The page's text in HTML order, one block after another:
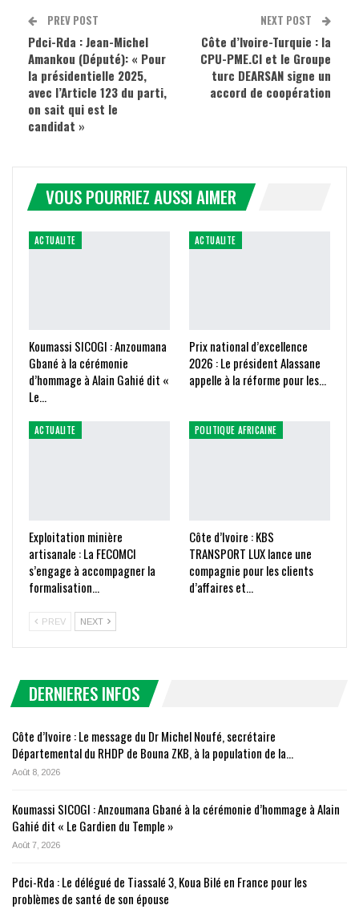
PREV POST
Pdci-Rda : Jean-Michel
Amankou (Député): « Pour
la présidentielle 2025,
avec l’Article 123 du parti,
on sait qui est le
candidat »
NEXT POST
Côte d’Ivoire-Turquie : la
CPU-PME.CI et le Groupe
turc DEARSAN signe un
accord de coopération
VOUS POURRIEZ AUSSI AIMER
ACTUALITE
Koumassi SICOGI : Anzoumana
Gbané à la cérémonie
d’hommage à Alain Gahié dit «
Le…
ACTUALITE
Prix national d’excellence
2026 : Le président Alassane
appelle à la réforme pour les…
ACTUALITE
Exploitation minière
artisanale : La FECOMCI
s’engage à accompagner la
formalisation…
POLITIQUE AFRICAINE
Côte d’Ivoire : KBS
TRANSPORT LUX lance une
compagnie pour les clients
d’affaires et…
PREV NEXT
DERNIERES INFOS
Côte d’Ivoire : Le message du Dr Michel Noufé, secrétaire
Départemental du RHDP de Bouna ZKB, à la population de la…
Août 8, 2026
Koumassi SICOGI : Anzoumana Gbané à la cérémonie d’hommage à Alain
Gahié dit « Le Gardien du Temple »
Août 7, 2026
Pdci-Rda : Le délégué de Tiassalé 3, Koua Bilé en France pour les
problèmes de santé de son épouse